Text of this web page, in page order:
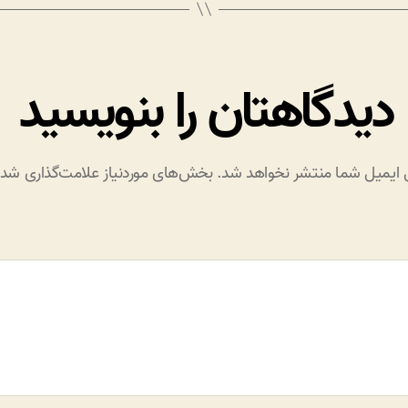
دیدگاهتان را بنویسید
ایمیل شما منتشر نخواهد شد.بخش‌های موردنیاز علامت‌گذاری